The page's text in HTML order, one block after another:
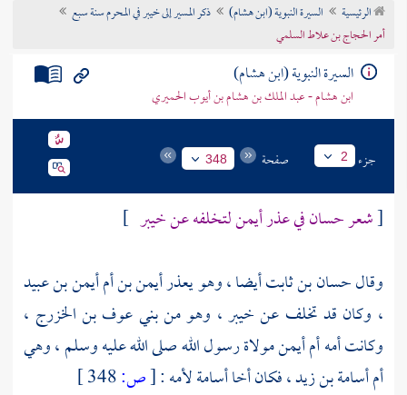
تراجم الأعلام
الرئيسية السيرة النبوية (ابن هشام)
ذكر المسير إلى خيبر في المحرم سنة سبع
أمر الحجاج بن علاط السلمي
السيرة النبوية (ابن هشام)
ابن هشام - عبد الملك بن هشام بن أيوب الحميري
جزء 2 صفحة 348
[شعرحسانفي عذرأيمنلتخلفه عنخيبر ]
وقالحسان بن ثابتأيضا ، وهو يعذرأيمن بن أم أيمن بن عبيد
، وكان قد تخلف عنخيبر، وهو منبني عوف بن الخزرج ،
وكانت أمهأم أيمن مولاة رسول اللهصلى الله عليه وسلم ، وهي
أمأسامة بن زيد، فكان أخاأسامةلأمه :[ص: